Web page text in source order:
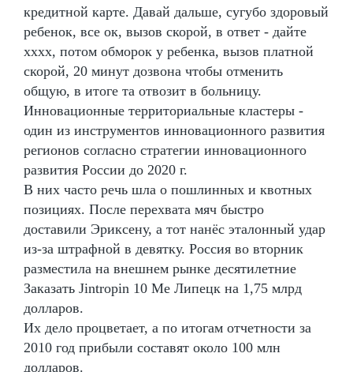
кредитной карте. Давай дальше, сугубо здоровый
ребенок, все ок, вызов скорой, в ответ - дайте
хххх, потом обморок у ребенка, вызов платной
скорой, 20 минут дозвона чтобы отменить
общую, в итоге та отвозит в больницу.
Инновационные территориальные кластеры -
один из инструментов инновационного развития
регионов согласно стратегии инновационного
развития России до 2020 г.
В них часто речь шла о пошлинных и квотных
позициях. После перехвата мяч быстро
доставили Эриксену, а тот нанёс эталонный удар
из-за штрафной в девятку. Россия во вторник
разместила на внешнем рынке десятилетние
Заказать Jintropin 10 Me Липецк на 1,75 млрд
долларов.
Их дело процветает, а по итогам отчетности за
2010 год прибыли составят около 100 млн
долларов.